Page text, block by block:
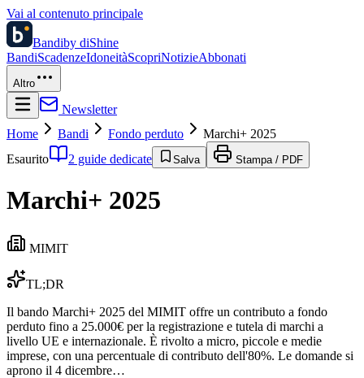
Vai al contenuto principale
Bandiby diShine
BandiScadenzeIdoneitàScopriNotizieAbbonati
Altro
Newsletter
Home
Bandi Fondo perduto
Marchi+ 2025
Esaurito
2 guide dedicate Salva Stampa / PDF
Marchi+ 2025
MIMIT
TL;DR
Il bando Marchi+ 2025 del MIMIT offre un contributo a fondo
perduto fino a 25.000€ per la registrazione e tutela di marchi a
livello UE e internazionale. È rivolto a micro, piccole e medie
imprese, con una percentuale di contributo dell'80%. Le domande si
aprono il 4 dicembre…